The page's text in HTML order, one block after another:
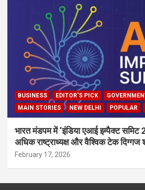
BUSINESS EDITOR'S PICK
MAIN STORIES
NEW DELHI POPULAR
भारत मंडपम में ‘इंडिया एआई इम्पैक्ट
अधिक राष्ट्राध्यक्ष और वैश्विक टेक दिग्गज
February 17, 2026